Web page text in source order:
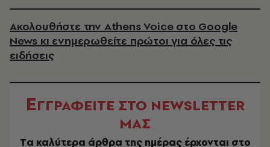
Ακολουθήστε την Athens Voice στο Google
News κι ενημερωθείτε πρώτοι για όλες τις
ειδήσεις
ΕΓΓΡΑΦΕΙΤΕ ΣΤΟ NEWSLETTER
ΜΑΣ
Tα καλύτερα άρθρα της ημέρας έρχονται στο